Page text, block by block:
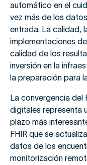
automático en el
vez más de los
entrada. La calidad,
implementaciones
calidad de los
inversión en la
la preparación para
La convergencia del
digitales representa
plazo más
FHIR que se
datos de los
monitorización